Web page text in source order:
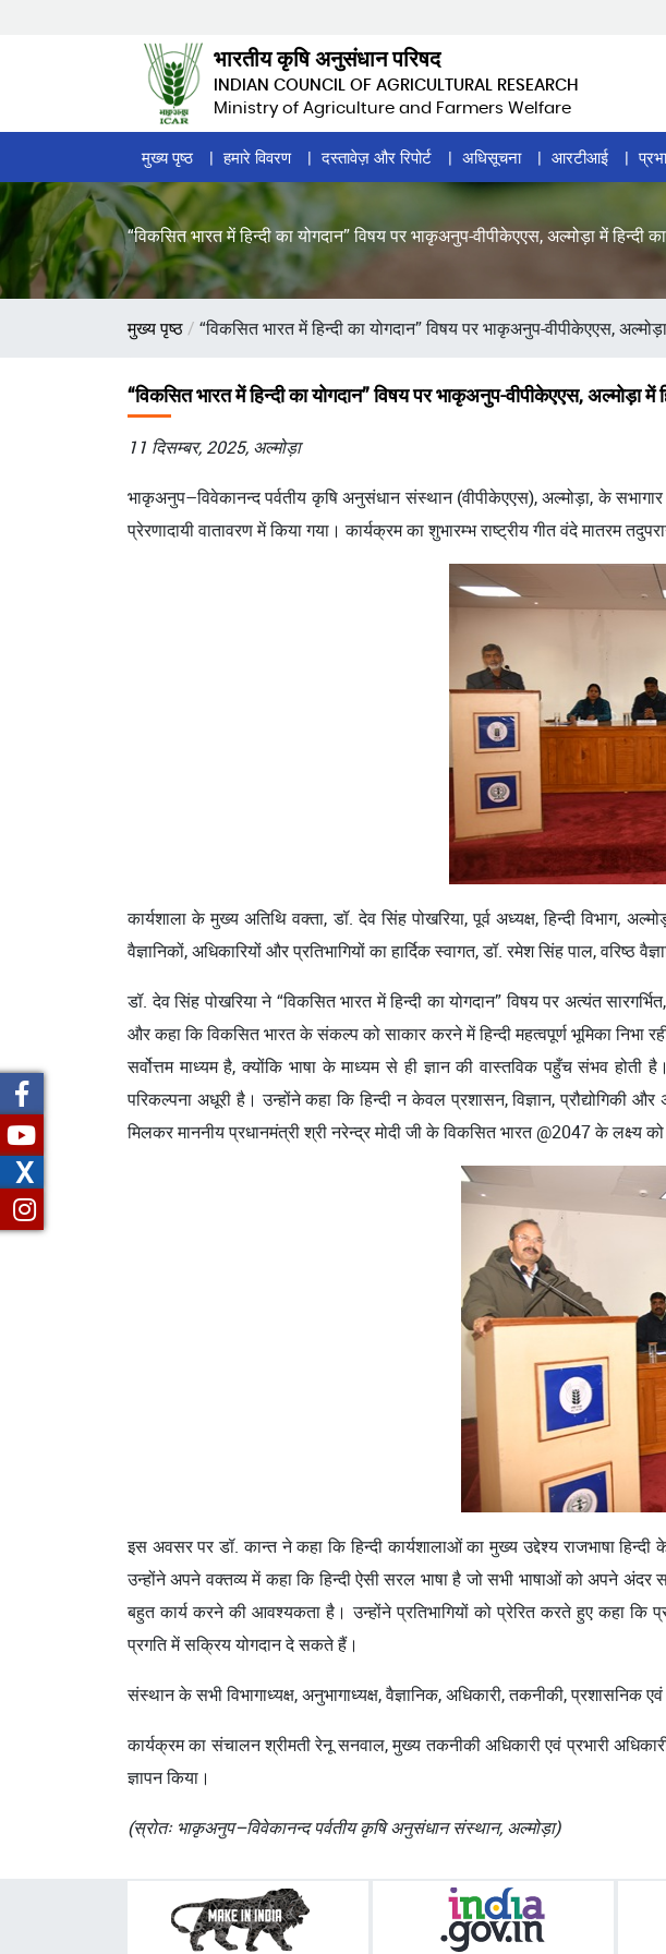
भारतीय कृषि अनुसंधान परिषद
INDIAN COUNCIL OF AGRICULTURAL RESEARCH
Ministry of Agriculture and Farmers Welfare
Home
Page
Menu
मुख्य पृष्ठ हमारे विवरण दस्तावेज़ और रिपोर्ट अधिसूचना आरटीआई
“विकसित भारत में हिन्दी का योगदान” विषय पर भाकृअनुप-वीपीकेएएस, अल्मोड़ा में हिन्दी
पग
मुख्य पृष्ठ “विकसित भारत में हिन्दी का योगदान” विषय पर भाकृअनुप-वीपीकेएएस,
“विकसित भारत में हिन्दी का योगदान” विषय पर भाकृअनुप-वीपीकेएएस, अल्मोड़ा में
11 दिसम्बर, 2025, अल्मोड़ा
भाकृअनुप–विवेकानन्द पर्वतीय कृषि अनुसंधान संस्थान (वीपीकेएएस), अल्मोड़ा, के
प्रेरणादायी वातावरण में किया गया। कार्यक्रम का शुभारम्भ राष्ट्रीय गीत वंदे मातरम
कार्यशाला के मुख्य अतिथि वक्ता, डॉ. देव सिंह पोखरिया, पूर्व अध्यक्ष, हिन्दी विभाग,
वैज्ञानिकों, अधिकारियों और प्रतिभागियों का हार्दिक स्वागत, डॉ. रमेश सिंह पाल, वरिष्ठ
डॉ. देव सिंह पोखरिया ने “विकसित भारत में हिन्दी का योगदान” विषय पर अत्यंत
और कहा कि विकसित भारत के संकल्प को साकार करने में हिन्दी महत्वपूर्ण भूमिका निभा
सर्वोत्तम माध्यम है, क्योंकि भाषा के माध्यम से ही ज्ञान की वास्तविक पहुँच संभव
परिकल्पना अधूरी है। उन्होंने कहा कि हिन्दी न केवल प्रशासन, विज्ञान,
मिलकर माननीय प्रधानमंत्री श्री नरेन्‍द्र मोदी जी के विकसित भारत @2047 के लक्ष्य
इस अवसर पर डॉ. कान्त ने कहा कि हिन्दी कार्यशालाओं का मुख्य उद्देश्य राजभाषा
उन्‍होंने अपने वक्‍तव्‍य में कहा कि हिन्‍दी ऐसी सरल भाषा है जो सभी भाषाओं को अपने
बहुत कार्य करने की आवश्‍यकता है। उन्होंने प्रतिभागियों को प्रेरित करते हुए कहा कि
प्रगति में सक्रिय योगदान दे सकते हैं।
संस्थान के सभी विभागाध्यक्ष, अनुभागाध्यक्ष, वैज्ञानिक, अधिकारी, तकनीकी,
कार्यक्रम का संचालन श्रीमती रेनू सनवाल, मुख्‍य तकनीकी अधिकारी एवं प्रभारी
ज्ञापन किया।
(स्रोतः भाकृअनुप–विवेकानन्द पर्वतीय कृषि अनुसंधान संस्थान, अल्मोड़ा)
X